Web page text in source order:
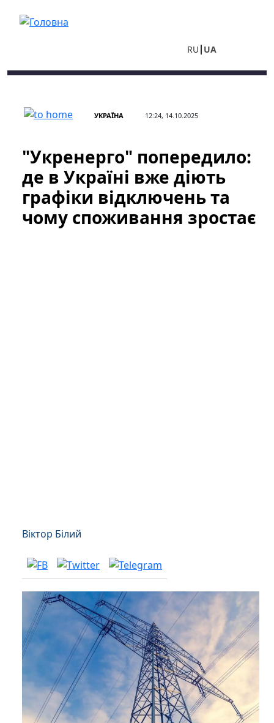
RU UA
УКРАЇНА 12:24, 14.10.2025
"Укренерго" попередило:
де в Україні вже діють
графіки відключень та
чому споживання зростає
Віктор Білий